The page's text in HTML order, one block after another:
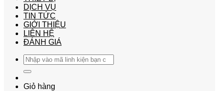
DỊCH VỤ
TIN TỨC
GIỚI THIỆU
LIÊN HỆ
ĐÁNH GIÁ
Tìm
kiếm:
Giỏ hàng